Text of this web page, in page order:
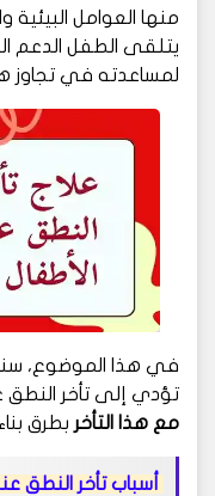
منها العوامل
يتلقى الطفل الدعم
لمساعدته في تجاوز
في هذا الموضوع،
تؤدي إلى تأخر النطق
مع هذا التأخر بطرق
أسباب تأخر النطق